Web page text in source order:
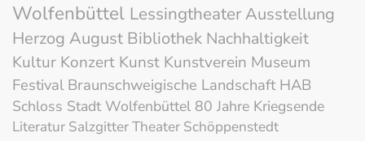
Wolfenbüttel LessingtheaterAusstellung
Herzog August Bibliothek Nachhaltigkeit
Kultur Konzert Kunst Kunstverein Museum
Festival Braunschweigische Landschaft HAB
Schloss Stadt Wolfenbüttel 80 Jahre Kriegsende
Literatur SalzgitterTheater Schöppenstedt